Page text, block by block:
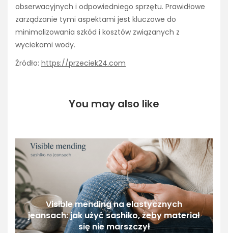
obserwacyjnych i odpowiedniego sprzętu. Prawidłowe
zarządzanie tymi aspektami jest kluczowe do
minimalizowania szkód i kosztów związanych z
wyciekami wody.
Źródło: https://przeciek24.com
You may also like
Visible mending na elastycznych
jeansach: jak użyć sashiko, żeby materiał
się nie marszczył